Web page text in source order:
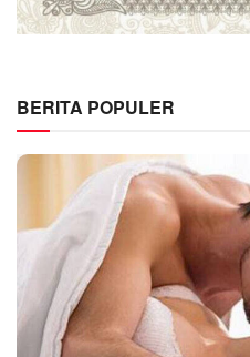
BERITA POPULER